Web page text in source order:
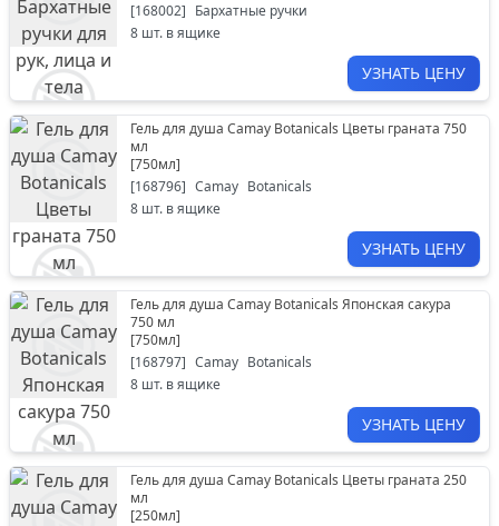
[168002] Бархатные ручки
8 шт. в ящике
УЗНАТЬ ЦЕНУ
Гель для душа Camay Botanicals Цветы граната 750
мл
[750мл]
[168796] Camay Botanicals
8 шт. в ящике
УЗНАТЬ ЦЕНУ
Гель для душа Camay Botanicals Японская сакура
750 мл
[750мл]
[168797] Camay Botanicals
8 шт. в ящике
УЗНАТЬ ЦЕНУ
Гель для душа Camay Botanicals Цветы граната 250
мл
[250мл]